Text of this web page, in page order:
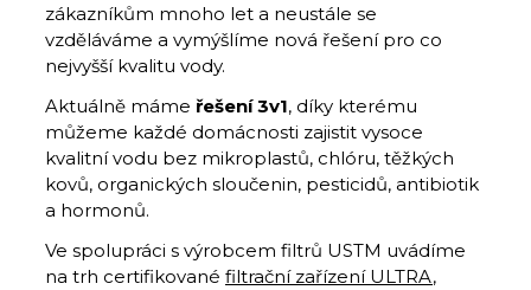
zákazníkům mnoho let a neustále se
vzděláváme a vymýšlíme nová řešení pro co
nejvyšší kvalitu vody.
Aktuálně máme řešení 3v1, díky kterému
můžeme každé domácnosti zajistit vysoce
kvalitní vodu bez mikroplastů, chlóru, těžkých
kovů, organických sloučenin, pesticidů, antibiotik
a hormonů.
Ve spolupráci s výrobcem filtrů USTM uvádíme
na trh certifikované filtrační zařízení ULTRA,